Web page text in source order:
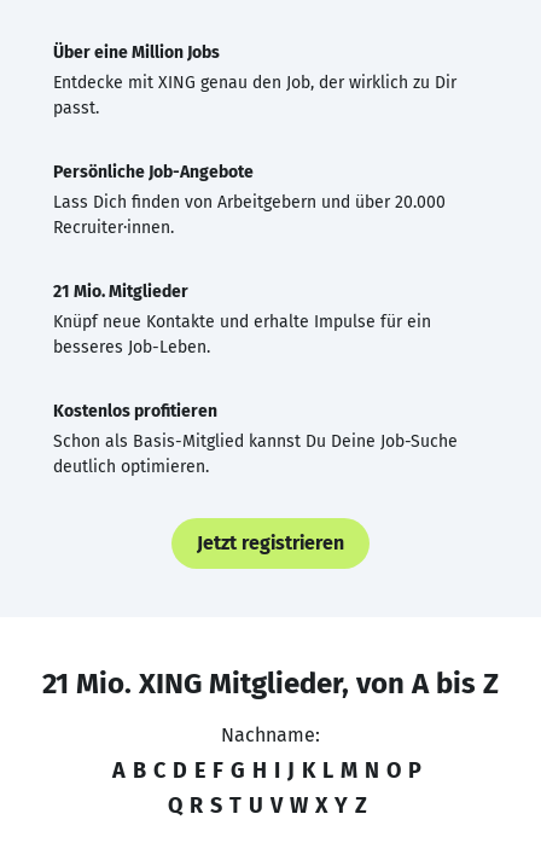
Über eine Million Jobs
Entdecke mit XING genau den Job, der wirklich zu Dir
passt.
Persönliche Job-Angebote
Lass Dich finden von Arbeitgebern und über 20.000
Recruiter·innen.
21 Mio. Mitglieder
Knüpf neue Kontakte und erhalte Impulse für ein
besseres Job-Leben.
Kostenlos profitieren
Schon als Basis-Mitglied kannst Du Deine Job-Suche
deutlich optimieren.
Jetzt registrieren
21 Mio. XING Mitglieder, von A bis Z
Nachname:
A B C D E F G H I J K L M N O P
Q R S T U V W X Y Z